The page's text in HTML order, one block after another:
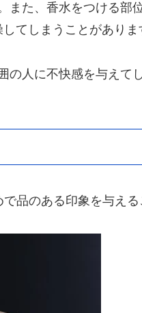
た、香水をつける部
てしまうことがありま
人に不快感を与えて
品のある印象を与える